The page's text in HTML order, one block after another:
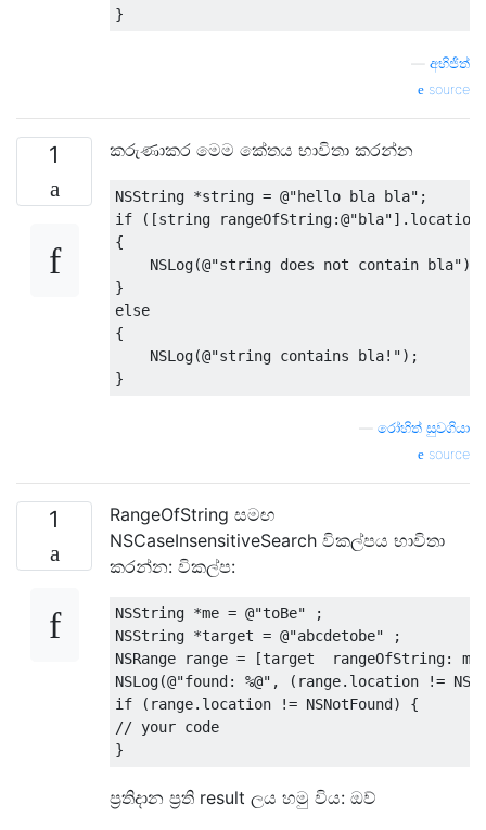
}
අභිජිත්
source
1 කරුණාකර මෙම කේතය භාවිතා කරන්න
NSString *string = @"hello bla bla" ;
if
([string rangeOfString:@"bla"].
{
NSLog(@"string does not contain bla");
}
else
{
NSLog(@"string contains bla!");
}
රෝහිත් සුවගියා
source
1
RangeOfString සමඟ
NSCaseInsensitiveSearch විකල්පය භාවිතා
කරන්න: විකල්ප:
NSString *me = @"toBe"
;
NSString *target = @"abcdetobe"
;
NSRange range = [target  rangeOfString:
NSLog(@"found: %@" , ( range. location !=
if
( range. location != NSNotFound)
{
// your code
}
ප්‍රතිදාන ප්‍රති result ලය හමු විය: ඔව්